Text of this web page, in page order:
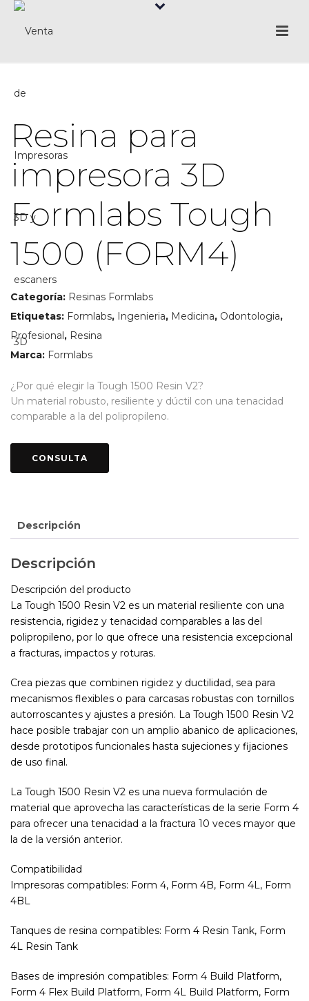
Resina para
impresora 3D
Formlabs Tough
1500 (FORM4)
Categoría: Resinas Formlabs
Etiquetas: Formlabs, Ingenieria, Medicina, Odontologia,
Profesional, Resina
Marca: Formlabs
¿Por qué elegir la Tough 1500 Resin V2?
Un material robusto, resiliente y dúctil con una tenacidad
comparable a la del polipropileno.
Descripción
Descripción
Descripción del producto
La Tough 1500 Resin V2 es un material resiliente con una
resistencia, rigidez y tenacidad comparables a las del
polipropileno, por lo que ofrece una resistencia excepcional
a fracturas, impactos y roturas.
Crea piezas que combinen rigidez y ductilidad, sea para
mecanismos flexibles o para carcasas robustas con tornillos
autorroscantes y ajustes a presión. La Tough 1500 Resin V2
hace posible trabajar con un amplio abanico de aplicaciones,
desde prototipos funcionales hasta sujeciones y fijaciones
de uso final.
La Tough 1500 Resin V2 es una nueva formulación de
material que aprovecha las características de la serie Form 4
para ofrecer una tenacidad a la fractura 10 veces mayor que
la de la versión anterior.
Compatibilidad
Impresoras compatibles: Form 4, Form 4B, Form 4L, Form
4BL
Tanques de resina compatibles: Form 4 Resin Tank, Form
4L Resin Tank
Bases de impresión compatibles: Form 4 Build Platform,
Form 4 Flex Build Platform, Form 4L Build Platform, Form